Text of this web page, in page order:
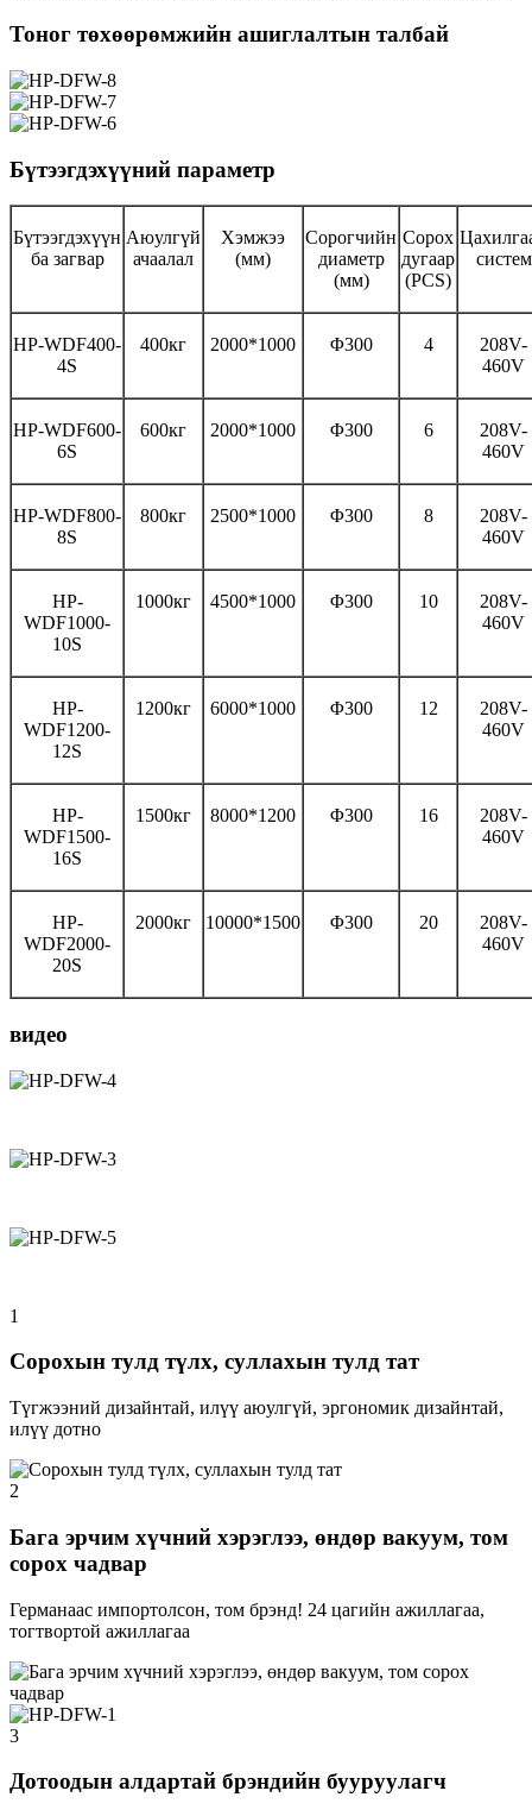
Тоног төхөөрөмжийн ашиглалтын талбай
Бүтээгдэхүүний параметр
Бүтээгдэхүүн
ба загвар
Аюулгүй
ачаалал
Хэмжээ
(мм)
Сорогчийн
диаметр
(мм)
Сорох
дугаар
(PCS)
систем
HP-WDF400-
4S
400кг 2000*1000 Φ300 4
208V-
460V
HP-WDF600-
6S
600кг 2000*1000 Φ300 6
208V-
460V
HP-WDF800-
8S
800кг 2500*1000 Φ300 8
208V-
460V
HP-
WDF1000-
10S
1000кг 4500*1000 Φ300 10
208V-
460V
HP-
WDF1200-
12S
1200кг 6000*1000 Φ300 12
208V-
460V
HP-
WDF1500-
16S
1500кг 8000*1200 Φ300 16
208V-
460V
HP-
WDF2000-
20S
2000кг 10000*1500 Φ300 20
208V-
460V
видео
1
Сорохын тулд түлх, суллахын тулд тат
Түгжээний дизайнтай, илүү аюулгүй, эргономик дизайнтай,
илүү дотно
2
Бага эрчим хүчний хэрэглээ, өндөр вакуум, том
сорох чадвар
Германаас импортолсон, том брэнд! 24 цагийн ажиллагаа,
тогтвортой ажиллагаа
3
Дотоодын алдартай брэндийн бууруулагч